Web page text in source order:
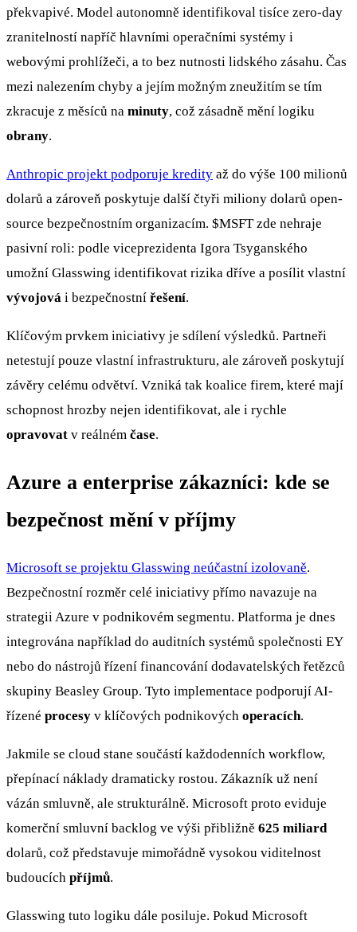
překvapivé. Model autonomně identifikoval tisíce zero-day
zranitelností napříč hlavními operačními systémy i
webovými prohlížeči, a to bez nutnosti lidského zásahu. Čas
mezi nalezením chyby a jejím možným zneužitím se tím
zkracuje z měsíců na minuty, což zásadně mění logiku
obrany.
Anthropic projekt podporuje kredity až do výše 100 milionů
dolarů a zároveň poskytuje další čtyři miliony dolarů open-
source bezpečnostním organizacím. $MSFTzde nehraje
pasivní roli: podle viceprezidenta Igora Tsyganského
umožní Glasswing identifikovat rizika dříve a posílit vlastní
vývojová i bezpečnostní řešení.
Klíčovým prvkem iniciativy je sdílení výsledků. Partneři
netestují pouze vlastní infrastrukturu, ale zároveň poskytují
závěry celému odvětví. Vzniká tak koalice firem, které mají
schopnost hrozby nejen identifikovat, ale i rychle
opravovat v reálném čase.
Azure a enterprise zákazníci: kde se
bezpečnost mění v příjmy
Microsoft se projektu Glasswing neúčastní izolovaně.
Bezpečnostní rozměr celé iniciativy přímo navazuje na
strategii Azure v podnikovém segmentu. Platforma je dnes
integrována například do auditních systémů společnosti EY
nebo do nástrojů řízení financování dodavatelských řetězců
skupiny Beasley Group. Tyto implementace podporují AI-
řízené procesy v klíčových podnikových operacích.
Jakmile se cloud stane součástí každodenních workflow,
přepínací náklady dramaticky rostou. Zákazník už není
vázán smluvně, ale strukturálně. Microsoft proto eviduje
komerční smluvní backlog ve výši přibližně 625 miliard
dolarů, což představuje mimořádně vysokou viditelnost
budoucích příjmů.
Glasswing tuto logiku dále posiluje. Pokud Microsoft